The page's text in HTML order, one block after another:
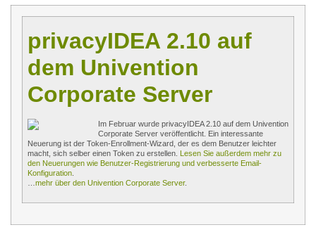
privacyIDEA 2.10 auf
dem Univention
Corporate Server
Im Februar wurde privacyIDEA 2.10 auf dem Univention
Corporate Server veröffentlicht. Ein interessante
Neuerung ist der Token-Enrollment-Wizard, der es dem Benutzer leichter
macht, sich selber einen Token zu erstellen. Lesen Sie außerdem mehr zu
den Neuerungen wie Benutzer-Registrierung und verbesserte Email-
Konfiguration
mehr über den Univention Corporate Server.